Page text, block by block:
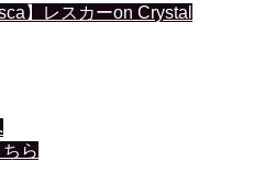
】レスカーon Crystal
ら